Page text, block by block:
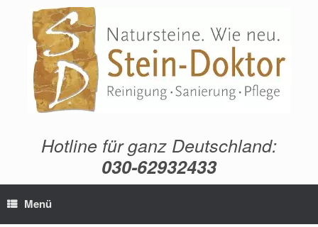
springen
Hotline für ganz Deutschland:
030-62932433
Menü